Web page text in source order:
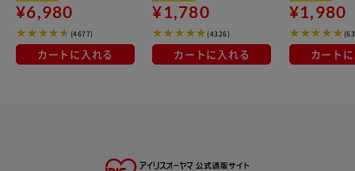
¥6,980
(4677)
カートに入れる
¥1,780
(4326)
カートに入れる
¥1,980
カート